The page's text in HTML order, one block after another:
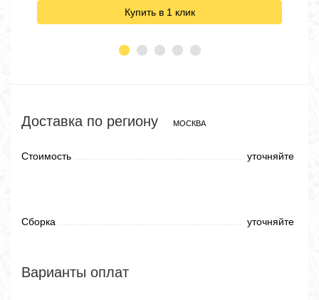
Купить в 1 клик
Доставка по региону МОСКВА
Стоимость уточняйте
Сборка уточняйте
Варианты оплат